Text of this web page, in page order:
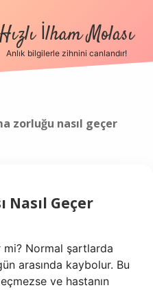
Hızlı İlham Molası
Anlık bilgilerle zihnini canlandır!
zorluğu nasıl geçer
Nasıl Geçer
mi? Normal şartlarda
arasında kaybolur. Bu
ve hastanın